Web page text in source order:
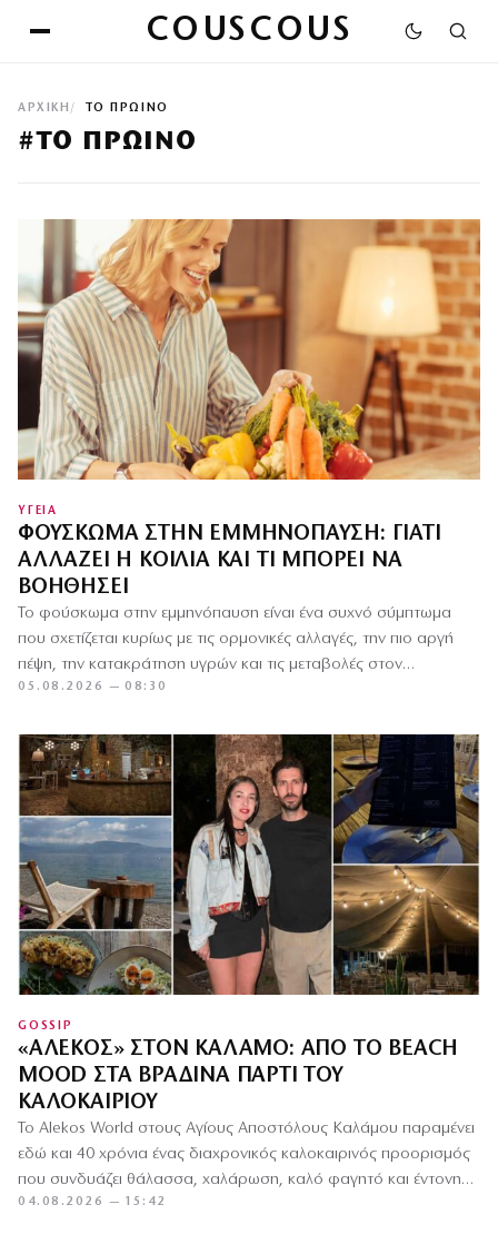
COUSCOUS
ΑΡΧΙΚΉ ΤΟ ΠΡΩΙΝΟ
#ΤΟ ΠΡΩΙΝΟ
ΥΓΕΙΑ
ΦΟΎΣΚΩΜΑ ΣΤΗΝ ΕΜΜΗΝΌΠΑΥΣΗ: ΓΙΑΤΊ
ΑΛΛΆΖΕΙ Η ΚΟΙΛΙΆ ΚΑΙ ΤΙ ΜΠΟΡΕΊ ΝΑ
ΒΟΗΘΉΣΕΙ
Το φούσκωμα στην εμμηνόπαυση είναι ένα συχνό σύμπτωμα
που σχετίζεται κυρίως με τις ορμονικές αλλαγές, την πιο αργή
πέψη, την κατακράτηση υγρών και τις μεταβολές στον…
05.08.2026 — 08:30
GOSSIP
«ΑΛΈΚΟΣ» ΣΤΟΝ ΚΆΛΑΜΟ: ΑΠΌ ΤΟ BEACH
MOOD ΣΤΑ ΒΡΑΔΙΝΆ ΠΆΡΤΙ ΤΟΥ
ΚΑΛΟΚΑΙΡΙΟΎ
Το Alekos World στους Αγίους Αποστόλους Καλάμου παραμένει
εδώ και 40 χρόνια ένας διαχρονικός καλοκαιρινός προορισμός
που συνδυάζει θάλασσα, χαλάρωση, καλό φαγητό και έντονη
νυχτερινή διασκέδαση.…
04.08.2026 — 15:42